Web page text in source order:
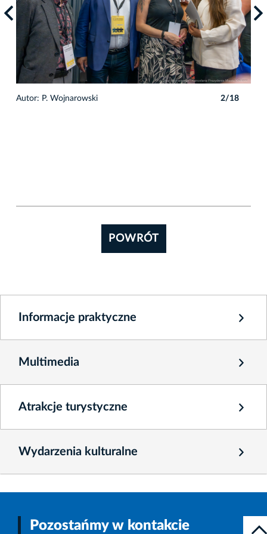
Autor: P. Wojnarowski 2/18
POWRÓT
Informacje praktyczne
Multimedia
Atrakcje turystyczne
Wydarzenia kulturalne
Pozostańmy w kontakcie